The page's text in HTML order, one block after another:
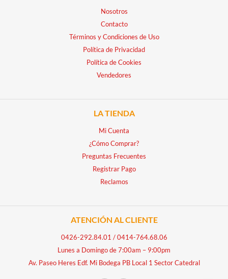
Nosotros
Contacto
Términos y Condiciones de Uso
Política de Privacidad
Política de Cookies
Vendedores
LA TIENDA
Mi Cuenta
¿Cómo Comprar?
Preguntas Frecuentes
Registrar Pago
Reclamos
ATENCIÓN AL CLIENTE
0426-292.84.01 /0414-764.68.06
Lunes a Domingo de 7:00am – 9:00pm
Av. Paseo Heres Edf. Mi Bodega PB Local 1 Sector Catedral